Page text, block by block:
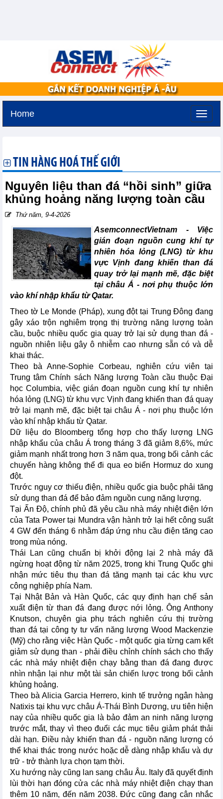
Home
TIN HÀNG HOÁ THẾ GIỚI
Nguyên liệu than đá “hồi sinh” giữa
khủng hoảng năng lượng toàn cầu
Thứ năm, 9-4-2026
AsemconnectVietnam - Việc
gián đoạn nguồn cung khí tự
nhiên hóa lỏng (LNG) từ khu
vực Vịnh đang khiến than đá
quay trở lại mạnh mẽ, đặc biệt
tại châu Á - nơi phụ thuộc lớn
vào khí nhập khẩu từ Qatar.
Theo tờ Le Monde (Pháp), xung đột tại Trung Đông đang
gây xáo trộn nghiêm trọng thị trường năng lượng toàn
cầu, buộc nhiều quốc gia quay trở lại sử dụng than đá -
nguồn nhiên liệu gây ô nhiễm cao nhưng sẵn có và dễ
khai thác.
Theo bà Anne-Sophie Corbeau, nghiên cứu viên tại
Trung tâm Chính sách Năng lượng Toàn cầu thuộc Đại
học Columbia, việc gián đoạn nguồn cung khí tự nhiên
hóa lỏng (LNG) từ khu vực Vịnh đang khiến than đá quay
trở lại mạnh mẽ, đặc biệt tại châu Á - nơi phụ thuộc lớn
vào khí nhập khẩu từ Qatar.
Dữ liệu do Bloomberg tổng hợp cho thấy lượng LNG
nhập khẩu của châu Á trong tháng 3 đã giảm 8,6%, mức
giảm mạnh nhất trong hơn 3 năm qua, trong bối cảnh các
chuyến hàng không thể đi qua eo biển Hormuz do xung
đột.
Trước nguy cơ thiếu điện, nhiều quốc gia buộc phải tăng
sử dụng than đá để bảo đảm nguồn cung năng lượng.
Tại Ấn Độ, chính phủ đã yêu cầu nhà máy nhiệt điện lớn
của Tata Power tại Mundra vận hành trở lại hết công suất
4 GW đến tháng 6 nhằm đáp ứng nhu cầu điện tăng cao
trong mùa nóng.
Thái Lan cũng chuẩn bị khởi động lại 2 nhà máy đã
ngừng hoạt động từ năm 2025, trong khi Trung Quốc ghi
nhận mức tiêu thụ than đá tăng mạnh tại các khu vực
công nghiệp phía Nam.
Tại Nhật Bản và Hàn Quốc, các quy định hạn chế sản
xuất điện từ than đá đang được nới lỏng. Ông Anthony
Knutson, chuyên gia phụ trách nghiên cứu thị trường
than đá tại công ty tư vấn năng lượng Wood Mackenzie
(Mỹ) cho rằng việc Hàn Quốc - một quốc gia từng cam kết
giảm sử dụng than - phải điều chỉnh chính sách cho thấy
các nhà máy nhiệt điện chạy bằng than đá đang được
nhìn nhận lại như một tài sản chiến lược trong bối cảnh
khủng hoảng.
Theo bà Alicia Garcia Herrero, kinh tế trưởng ngân hàng
Natixis tại khu vực châu Á-Thái Bình Dương, ưu tiên hiện
nay của nhiều quốc gia là bảo đảm an ninh năng lượng
trước mắt, thay vì theo đuổi các mục tiêu giảm phát thải
dài hạn. Điều này khiến than đá - nguồn năng lượng có
thể khai thác trong nước hoặc dễ dàng nhập khẩu và dự
trữ - trở thành lựa chọn tạm thời.
Xu hướng này cũng lan sang châu Âu. Italy đã quyết định
lùi thời hạn đóng cửa các nhà máy nhiệt điện chạy than
thêm 10 năm, đến năm 2038. Đức cũng đang cân nhắc